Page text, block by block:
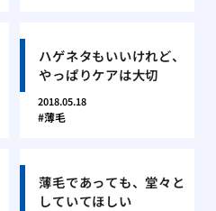
ハゲネタもいいけれど、
やっぱりケアは大切
2018.05.18
薄毛
薄毛であっても、堂々と
していてほしい